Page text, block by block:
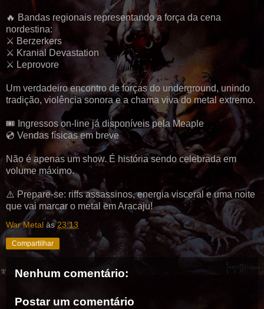
🔥 Bandas regionais representando a força da cena
nordestina:
⚔️ Berzerkers
⚔️ Kranial Devastation
⚔️ Leprovore
Um verdadeiro encontro de forças do underground, unindo
tradição, violência sonora e a chama viva do metal extremo.
🎟️ Ingressos on-line já disponíveis pela Meaple
💿 Vendas físicas em breve
Não é apenas um show. É história sendo celebrada em
volume máximo.
⚠️ Prepare-se: riffs assassinos, energia visceral e uma noite
que vai marcar o metal em Aracaju!
War Metal às23:13
Compartilhar
Nenhum comentário:
Postar um comentário